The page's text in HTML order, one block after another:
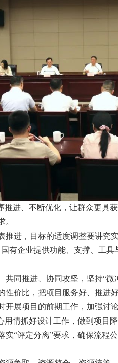
进、不断优化，让群众更具
。
进，目标的适度调整要讲究
有企业提供功能、支撑、工
共同推进、协同攻坚，坚持“
价比，把项目服务好、推进好
展项目的前期工作，加强讨
情抓好设计工作，做到项目降
“评定分离”要求，确保流程